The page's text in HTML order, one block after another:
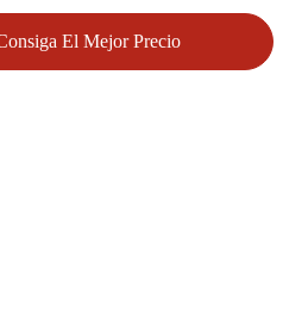
El Mejor Precio